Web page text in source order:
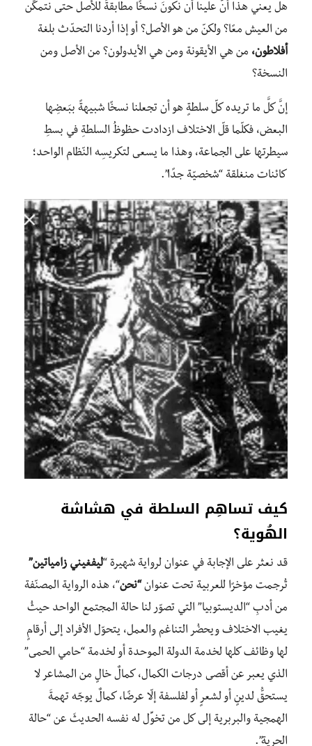
هل يعني هذا أنَّ علينا أن نكونَ نسخًا مطابقةً للأصل حتى نتمكّن
من العيش معًا؟ ولكنّ من هو الأصل؟ أو إذا أردنا التحدّث بلغة
أفلاطون، من هي الأيقونة ومن هي الأيدولون؟ من الأصل ومن
النسخة؟
إنَّ كلَّ ما تريده كلّ سلطةٍ هو أن تجعلنا نسخًا شبيهةً ببَعضِها
البعض، فكلّما قلّ الاختلاف ازدادت حظوظُ السلطةِ في بسطِ
سيطرتِها على الجماعة، وهذا ما يسعى لتكريسِه النّظام الواحد؛
كائنات منغلقة “شخصيّة جدًا”.
كيف تساهِم السلطة في هشاشة
الهُوية؟
قد نعثر على الإجابة في عنوان لرواية شهيرة “ليفغيني زامياتين”
تُرجمت مؤخرًا للعربية تحت عنوان “نحن“، هذه الرواية المصنّفة
من أدبِ “الديستوبيا” التي تصوّر لنا حالة المجتمع الواحد حيثُ
يغيب الاختلاف ويحضُر التناغم والعمل، يتحوّل الأفراد إلى أرقامٍ
لها وظائف كلها لخدمة الدولة الموحدة أو لخدمة “حامي الحمى”
الذي يعبر عن أقصى درجات الكمال، كمالٌ خالٍ من المشاعر لا
يستحقُّ لدينٍ أو لشعرٍ أو لفلسفة إلّا عرضًا، كمالٌ يوجّه تهمةَ
الهمجية والبربرية إلى كل من تخوِّل له نفسه الحديثَ عن “حالة
الحرية”.